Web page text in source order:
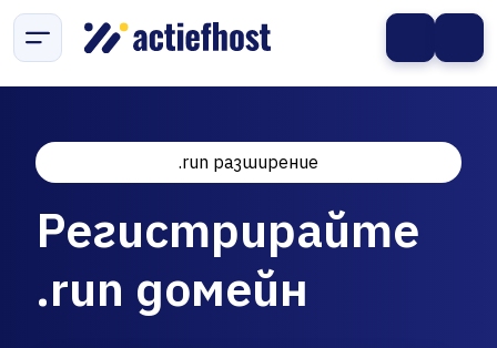
.run разширение
Регистрирайте
.run домейн